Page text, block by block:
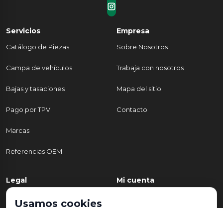
Servicios
Catálogo de Piezas
Campa de vehículos
Bajas y tasaciones
Pago por TPV
Marcas
Referencias OEM
Empresa
Sobre Nosotros
Trabaja con nosotros
Mapa del sitio
Contacto
Legal
Política de Privacidad
Mi cuenta
Usamos cookies